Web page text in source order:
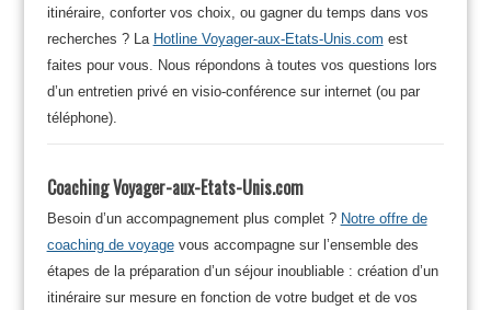
itinéraire, conforter vos choix, ou gagner du temps dans vos
recherches ? La Hotline Voyager-aux-Etats-Unis.com est
faites pour vous. Nous répondons à toutes vos questions lors
d’un entretien privé en visio-conférence sur internet (ou par
téléphone).
Coaching Voyager-aux-Etats-Unis.com
Besoin d’un accompagnement plus complet ? Notre offre de
coaching de voyagevous accompagne sur l’ensemble des
étapes de la préparation d’un séjour inoubliable : création d’un
itinéraire sur mesure en fonction de votre budget et de vos